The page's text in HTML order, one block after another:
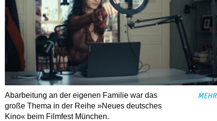
Abarbeitung an der eigenen Familie war das
große Thema in der Reihe »Neues deutsches
Kino« beim Filmfest München.
MEHR